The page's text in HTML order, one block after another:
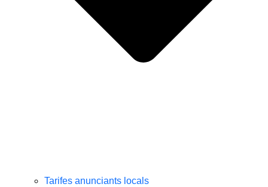
Tarifes anunciants locals